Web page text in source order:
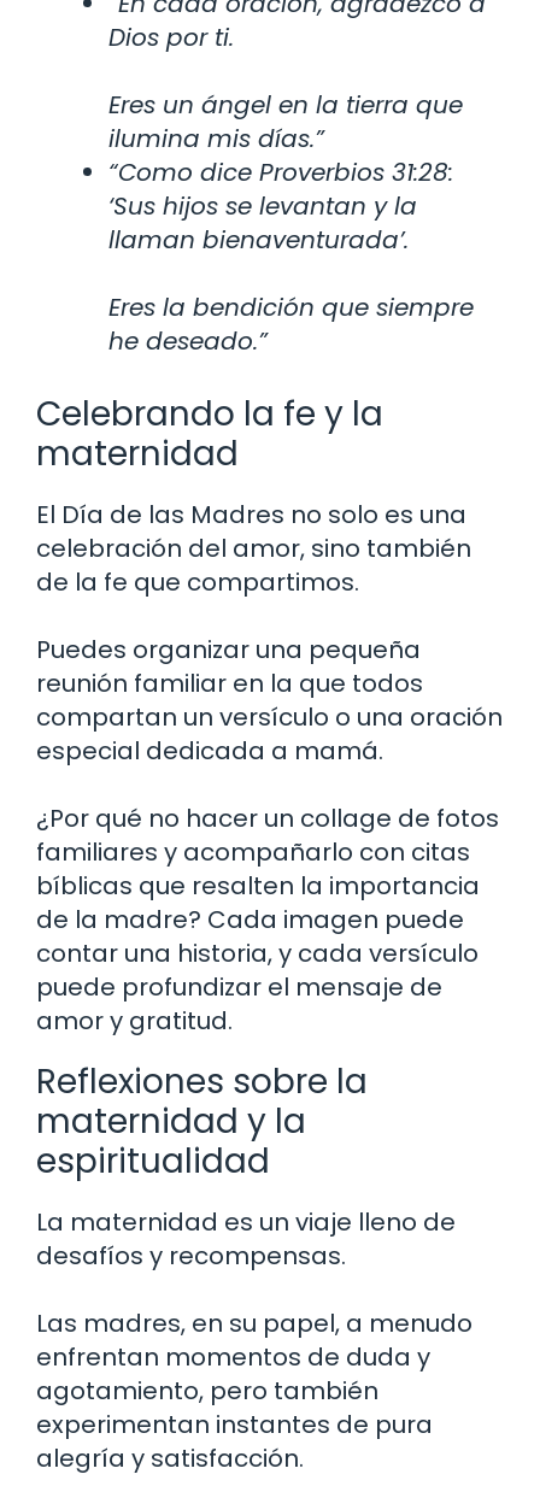
Dios por ti.
Eres un ángel en la tierra que
ilumina mis días.”
“Como dice Proverbios 31:28:
‘Sus hijos se levantan y la
llaman bienaventurada’.
Eres la bendición que siempre
he deseado.”
Celebrando la fe y la
maternidad
El Día de las Madres no solo es una
celebración del amor, sino también
de la fe que compartimos.
Puedes organizar una pequeña
reunión familiar en la que todos
compartan un versículo o una oración
especial dedicada a mamá.
¿Por qué no hacer un collage de fotos
familiares y acompañarlo con citas
bíblicas que resalten la importancia
de la madre? Cada imagen puede
contar una historia, y cada versículo
puede profundizar el mensaje de
amor y gratitud.
Reflexiones sobre la
maternidad y la
espiritualidad
La maternidad es un viaje lleno de
desafíos y recompensas.
Las madres, en su papel, a menudo
enfrentan momentos de duda y
agotamiento, pero también
experimentan instantes de pura
alegría y satisfacción.